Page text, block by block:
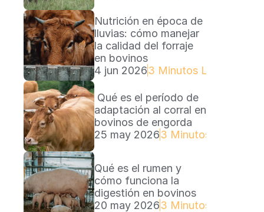
Nutrición en época de
lluvias: cómo manejar
la calidad del forraje
en bovinos
4 jun 20263 Minutos Lectura
adaptación al corral en
bovinos de engorda
25 may 20263 Minutos Lectura
Qué es el rumen y
cómo funciona la
digestión en bovinos
20 may 20263 Minutos Lectura